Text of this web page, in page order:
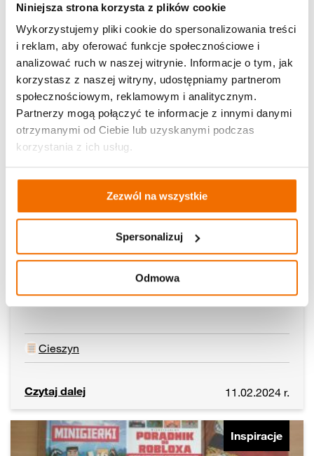
Niniejsza strona korzysta z plików cookie
Wykorzystujemy pliki cookie do spersonalizowania treści
i reklam, aby oferować funkcje społecznościowe i
analizować ruch w naszej witrynie. Informacje o tym, jak
korzystasz z naszej witryny, udostępniamy partnerom
społecznościowym, reklamowym i analitycznym.
Partnerzy mogą połączyć te informacje z innymi danymi
otrzymanymi od Ciebie lub uzyskanymi podczas
korzystania z ich usług.
Zezwól na wszystkie
Spersonalizuj
Odmowa
Materiały edukacyjne
Inspiracje
Kurs „Seniorzy w Sieci”
Cieszyn
Czytaj dalej 11.02.2024 r.
Inspiracje